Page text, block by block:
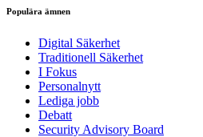
Populära ämnen
Digital Säkerhet
Traditionell Säkerhet
I Fokus
Personalnytt
Lediga jobb
Debatt
Security Advisory Board